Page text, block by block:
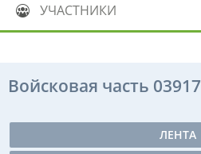
УЧАСТНИКИ
Войсковая часть 03917
ЛЕНТА